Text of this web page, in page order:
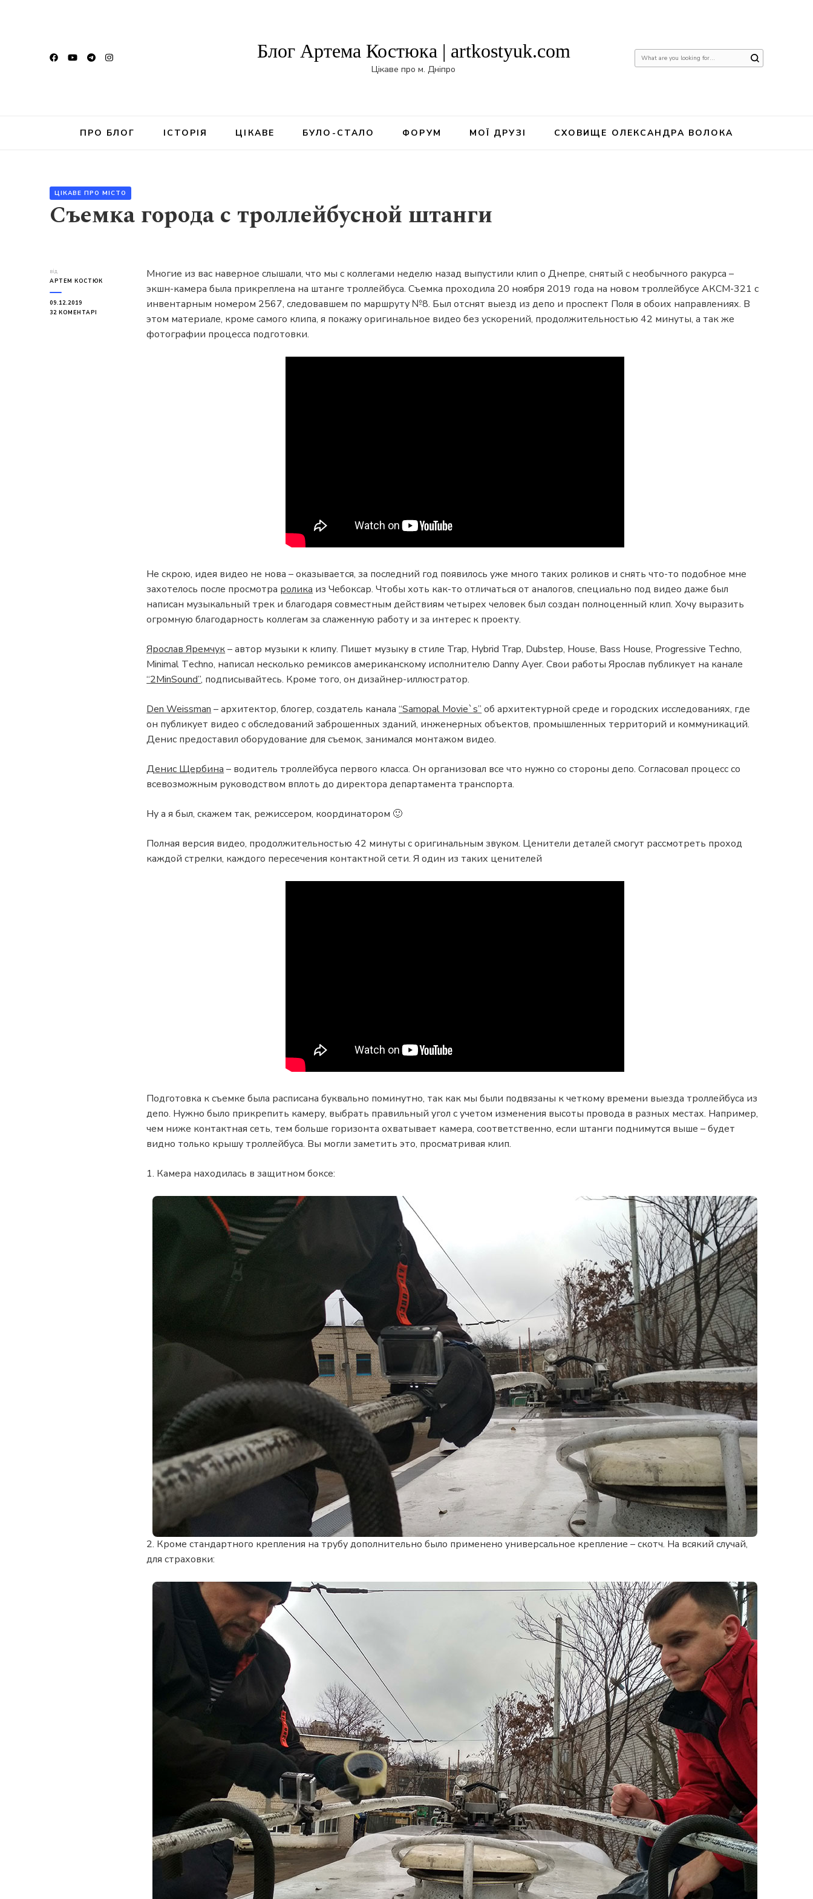
Блог Артема Костюка | artkostyuk.com
Цікаве про м. Дніпро
Шукаєте
щось?
ПРО БЛОГ ІСТОРІЯ ЦІКАВЕ БУЛО-СТАЛО ФОРУМ МОЇ ДРУЗІ СХОВИЩЕ ОЛЕКСАНДРА ВОЛОКА
ЦІКАВЕ ПРО МІСТО
Съемка города с троллейбусной штанги
від
АРТЕМ КОСТЮК
09.12.2019
32 КОМЕНТАРІ
Многие из вас наверное слышали, что мы с коллегами неделю назад выпустили клип о Днепре, снятый с необычного ракурса –
экшн-камера была прикреплена на штанге троллейбуса. Съемка проходила 20 ноября 2019 года на новом троллейбусе АКСМ-321 с
инвентарным номером 2567, следовавшем по маршруту №8. Был отснят выезд из депо и проспект Поля в обоих направлениях. В
этом материале, кроме самого клипа, я покажу оригинальное видео без ускорений, продолжительностью 42 минуты, а так же
фотографии процесса подготовки.
Не скрою, идея видео не нова – оказывается, за последний год появилось уже много таких роликов и снять что-то подобное мне
захотелось после просмотра ролика из Чебоксар. Чтобы хоть как-то отличаться от аналогов, специально под видео даже был
написан музыкальный трек и благодаря совместным действиям четырех человек был создан полноценный клип. Хочу выразить
огромную благодарность коллегам за слаженную работу и за интерес к проекту.
Ярослав Яремчук– автор музыки к клипу. Пишет музыку в стиле Trap, Hybrid Trap, Dubstep, House, Bass House, Progressive Techno,
Minimal Тechno, написал несколько ремиксов американскому исполнителю Danny Ayer. Свои работы Ярослав публикует на канале
“2MinSound”, подписывайтесь. Кроме того, он дизайнер-иллюстратор.
Den Weissman – архитектор, блогер, создатель канала“Samopal Movie`s” об архитектурной среде и городских исследованиях, где
он публикует видео с обследований заброшенных зданий, инженерных объектов, промышленных территорий и коммуникаций.
Денис предоставил оборудование для съемок, занимался монтажом видео.
Денис Щербина – водитель троллейбуса первого класса. Он организовал все что нужно со стороны депо. Согласовал процесс со
всевозможным руководством вплоть до директора департамента транспорта.
Ну а я был, скажем так, режиссером, координатором 🙂
Полная версия видео, продолжительностью 42 минуты с оригинальным звуком. Ценители деталей смогут рассмотреть проход
каждой стрелки, каждого пересечения контактной сети. Я один из таких ценителей
Подготовка к съемке была расписана буквально поминутно, так как мы были подвязаны к четкому времени выезда троллейбуса из
депо. Нужно было прикрепить камеру, выбрать правильный угол с учетом изменения высоты провода в разных местах. Например,
чем ниже контактная сеть, тем больше горизонта охватывает камера, соответственно, если штанги поднимутся выше – будет
видно только крышу троллейбуса. Вы могли заметить это, просматривая клип.
1. Камера находилась в защитном боксе:
2. Кроме стандартного крепления на трубу дополнительно было применено универсальное крепление – скотч. На всякий случай,
для страховки: